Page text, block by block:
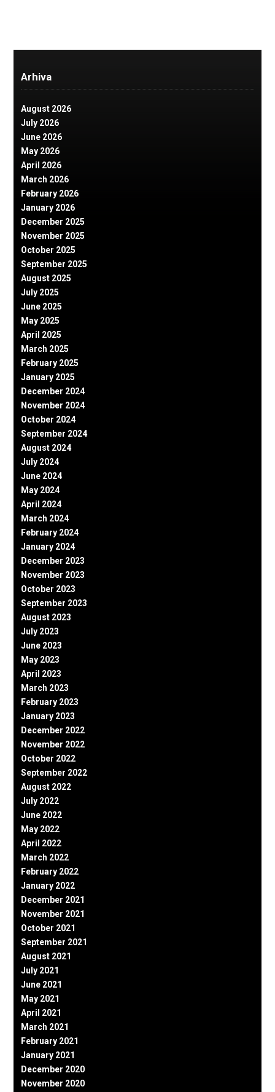
Arhiva
August 2026
July 2026
June 2026
May 2026
April 2026
March 2026
February 2026
January 2026
December 2025
November 2025
October 2025
September 2025
August 2025
July 2025
June 2025
May 2025
April 2025
March 2025
February 2025
January 2025
December 2024
November 2024
October 2024
September 2024
August 2024
July 2024
June 2024
May 2024
April 2024
March 2024
February 2024
January 2024
December 2023
November 2023
October 2023
September 2023
August 2023
July 2023
June 2023
May 2023
April 2023
March 2023
February 2023
January 2023
December 2022
November 2022
October 2022
September 2022
August 2022
July 2022
June 2022
May 2022
April 2022
March 2022
February 2022
January 2022
December 2021
November 2021
October 2021
September 2021
August 2021
July 2021
June 2021
May 2021
April 2021
March 2021
February 2021
January 2021
December 2020
November 2020